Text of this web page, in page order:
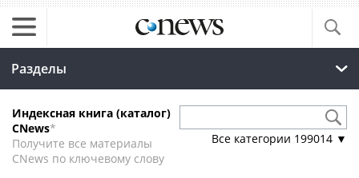
Разделы
Индексная книга (каталог)
CNews*
Получите все материалы
CNews по ключевому слову
Все категории 199014 ▼